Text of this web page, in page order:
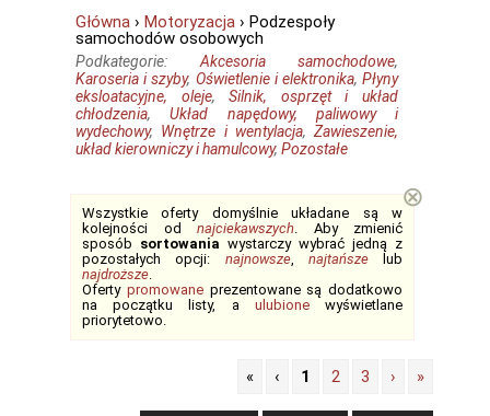
Główna › Motoryzacja › Podzespoły
samochodów osobowych
Podkategorie: Akcesoria samochodowe,
Karoseria i szyby, Oświetlenie i elektronika,Płyny
eksloatacyjne, oleje,Silnik, osprzęt i układ
chłodzenia,Układ napędowy, paliwowy i
wydechowy, Wnętrze i wentylacja, Zawieszenie,
układ kierowniczy i hamulcowy, Pozostałe
Wszystkie oferty domyślnie układane są w
kolejności od najciekawszych. Aby zmienić
sposób sortowania wystarczy wybrać jedną z
pozostałych opcji: najnowsze, najtańszelub
najdroższe.
Oferty promowaneprezentowane są dodatkowo
na początku listy, a ulubionewyświetlane
priorytetowo.
⊗
« ‹ 1 2 3 › »